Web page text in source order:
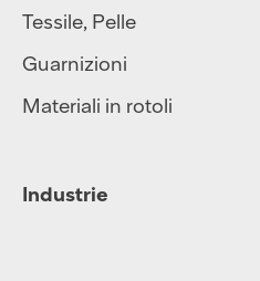
Tessile, Pelle
Guarnizioni
Materiali in rotoli
Industrie